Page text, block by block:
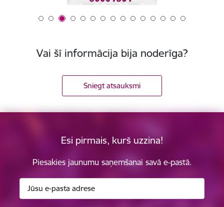
Vai šī informācija bija noderīga?
Sniegt atsauksmi
Esi pirmais, kurš uzzina!
Piesakies jaunumu saņemšanai savā e-pastā.